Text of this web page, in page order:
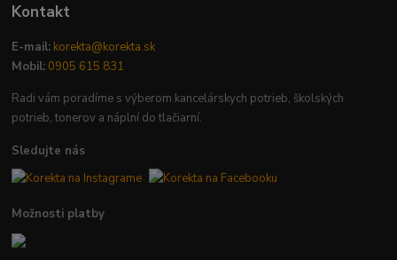
Kontakt
E-mail: korekta@korekta.sk
Mobil: 0905 615 831
Radi vám poradíme s výberom kancelárskych potrieb, školských
potrieb, tonerov a náplní do tlačiarní.
Sledujte nás
Možnosti platby